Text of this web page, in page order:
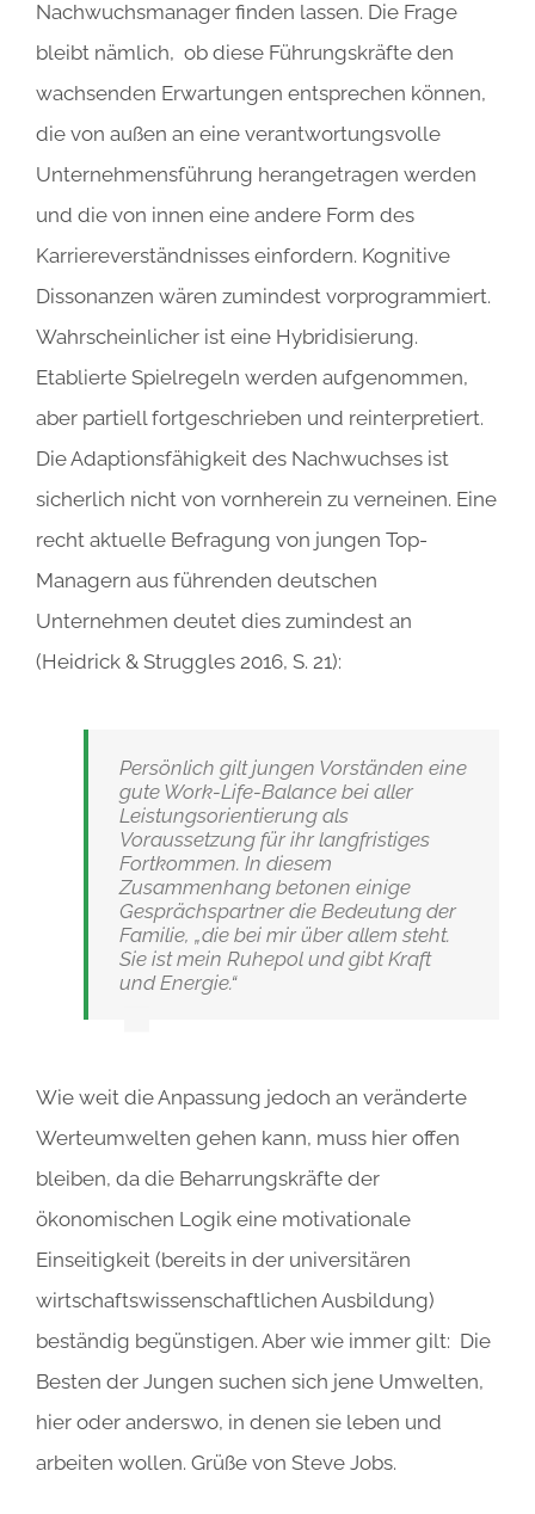
Nachwuchsmanager finden lassen. Die Frage
bleibt nämlich, ob diese Führungskräfte den
wachsenden Erwartungen entsprechen können,
die von außen an eine verantwortungsvolle
Unternehmensführung herangetragen werden
und die von innen eine andere Form des
Karriereverständnisses einfordern. Kognitive
Dissonanzen wären zumindest vorprogrammiert.
Wahrscheinlicher ist eine Hybridisierung.
Etablierte Spielregeln werden aufgenommen,
aber partiell fortgeschrieben und reinterpretiert.
Die Adaptionsfähigkeit des Nachwuchses ist
sicherlich nicht von vornherein zu verneinen. Eine
recht aktuelle Befragung von jungen Top-
Managern aus führenden deutschen
Unternehmen deutet dies zumindest an
(Heidrick & Struggles 2016, S. 21):
Persönlich gilt jungen Vorständen eine
gute Work-Life-Balance bei aller
Leistungsorientierung als
Voraussetzung für ihr langfristiges
Fortkommen. In diesem
Zusammenhang betonen einige
Gesprächspartner die Bedeutung der
Familie, „die bei mir über allem steht.
Sie ist mein Ruhepol und gibt Kraft
und Energie.“
Wie weit die Anpassung jedoch an veränderte
Werteumwelten gehen kann, muss hier offen
bleiben, da die Beharrungskräfte der
ökonomischen Logik eine motivationale
Einseitigkeit (bereits in der universitären
wirtschaftswissenschaftlichen Ausbildung)
beständig begünstigen. Aber wie immer gilt: Die
Besten der Jungen suchen sich jene Umwelten,
hier oder anderswo, in denen sie leben und
arbeiten wollen. Grüße von Steve Jobs.